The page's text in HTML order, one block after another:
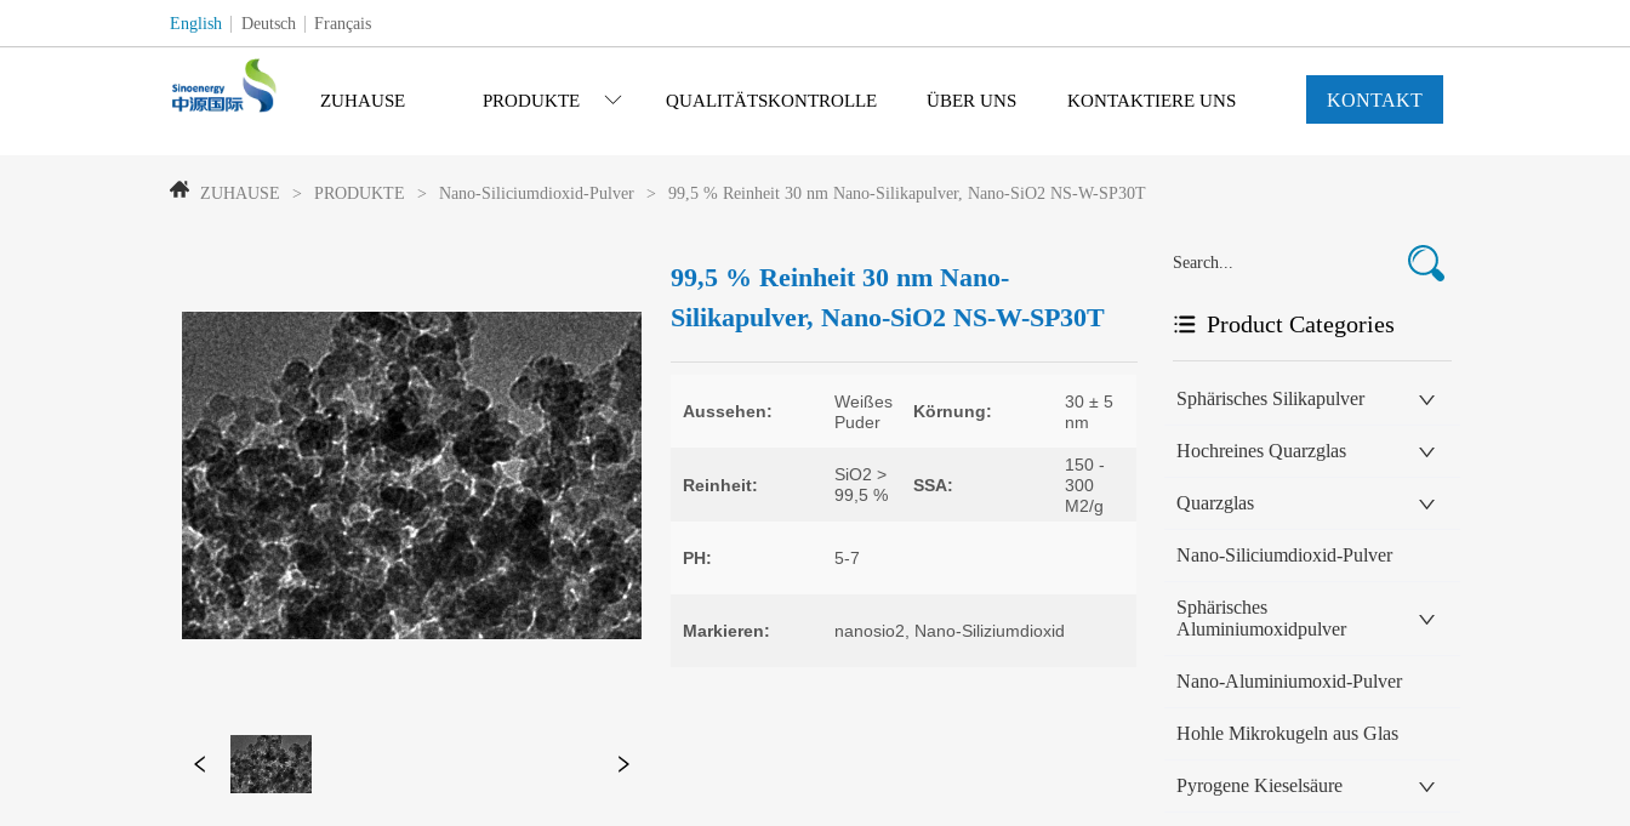
English Deutsch Français
ZUHAUSE PRODUKTE QUALITÄTSKONTROLLE ÜBER UNS KONTAKTIERE UNS KONTAKT
ZUHAUSE > PRODUKTE > Nano-Siliciumdioxid-Pulver > 99,5 % Reinheit 30 nm Nano-Silikapulver, Nano-SiO2 NS-W-SP30T
99,5 % Reinheit 30 nm Nano-
Silikapulver, Nano-SiO2 NS-W-SP30T
Product Categories
Sphärisches Silikapulver
Hochreines Quarzglas
Quarzglas
Nano-Siliciumdioxid-Pulver
Sphärisches
Aluminiumoxidpulver
Nano-Aluminiumoxid-Pulver
Hohle Mikrokugeln aus Glas
Pyrogene Kieselsäure